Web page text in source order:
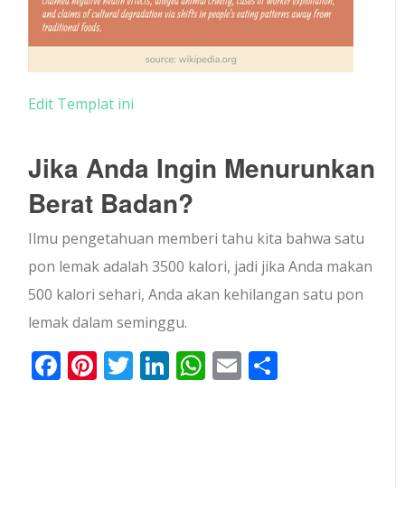
Edit Templat ini
Jika Anda Ingin Menurunkan
Berat Badan?
Ilmu pengetahuan memberi tahu kita bahwa satu
pon lemak adalah 3500 kalori, jadi jika Anda makan
500 kalori sehari, Anda akan kehilangan satu pon
lemak dalam seminggu.
Facebook
Pinterest
Twitter
LinkedIn
WhatsApp
Email